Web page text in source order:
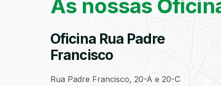
As nossas
Oficina Rua Padre
Francisco
Rua Padre Francisco, 20-A e 20-C